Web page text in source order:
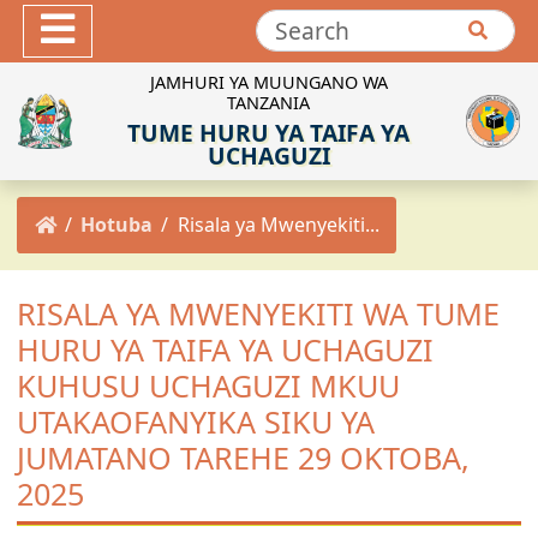
JAMHURI YA MUUNGANO WA
TANZANIA
TUME HURU YA TAIFA YA
UCHAGUZI
Hotuba
Maktaba ya Picha
Maktaba ya Video
INEC-TZ Online TV
MACHAPISHO
Sheria za Uchaguzi
Maadili ya Uchaguzi
Miongozo ya Uchaguzi
Maelekezo ya Uchaguzi
Taarifa za Uchaguzi
Matokeo ya Uchaguzi
Mpango Mkakati wa INEC 2021/2022-2025/2026
Hotuba Risala ya Mwenyekiti...
RISALA YA MWENYEKITI WA TUME
HURU YA TAIFA YA UCHAGUZI
KUHUSU UCHAGUZI MKUU
UTAKAOFANYIKA SIKU YA
JUMATANO TAREHE 29 OKTOBA,
2025